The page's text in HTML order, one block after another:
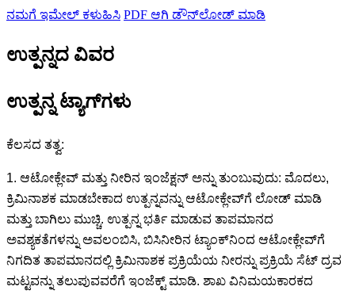
ನಮಗೆ ಇಮೇಲ್ ಕಳುಹಿಸಿ PDF ಆಗಿ ಡೌನ್‌ಲೋಡ್ ಮಾಡಿ
ಉತ್ಪನ್ನದ ವಿವರ
ಉತ್ಪನ್ನ ಟ್ಯಾಗ್‌ಗಳು
ಕೆಲಸದ ತತ್ವ:
1. ಆಟೋಕ್ಲೇವ್ ಮತ್ತು ನೀರಿನ ಇಂಜೆಕ್ಷನ್ ಅನ್ನು ತುಂಬುವುದು: ಮೊದಲು,
ಕ್ರಿಮಿನಾಶಕ ಮಾಡಬೇಕಾದ ಉತ್ಪನ್ನವನ್ನು ಆಟೋಕ್ಲೇವ್‌ಗೆ ಲೋಡ್ ಮಾಡಿ
ಮತ್ತು ಬಾಗಿಲು ಮುಚ್ಚಿ. ಉತ್ಪನ್ನ ಭರ್ತಿ ಮಾಡುವ ತಾಪಮಾನದ
ಅವಶ್ಯಕತೆಗಳನ್ನು ಅವಲಂಬಿಸಿ, ಬಿಸಿನೀರಿನ ಟ್ಯಾಂಕ್‌ನಿಂದ ಆಟೋಕ್ಲೇವ್‌ಗೆ
ನಿಗದಿತ ತಾಪಮಾನದಲ್ಲಿ ಕ್ರಿಮಿನಾಶಕ ಪ್ರಕ್ರಿಯೆಯ ನೀರನ್ನು ಪ್ರಕ್ರಿಯೆ ಸೆಟ್ ದ್ರವ
ಮಟ್ಟವನ್ನು ತಲುಪುವವರೆಗೆ ಇಂಜೆಕ್ಟ್ ಮಾಡಿ. ಶಾಖ ವಿನಿಮಯಕಾರಕದ